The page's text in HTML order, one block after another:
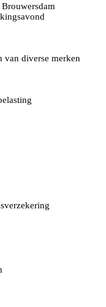
van diverse merken